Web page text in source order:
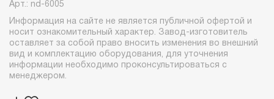
Арт.: nd-6005
Информация на сайте не является публичной офертой и
носит ознакомительный характер. Завод-изготовитель
оставляет за собой право вносить изменения во внешний
вид и комплектацию оборудования, для уточнения
информации необходимо проконсультироваться с
менеджером.